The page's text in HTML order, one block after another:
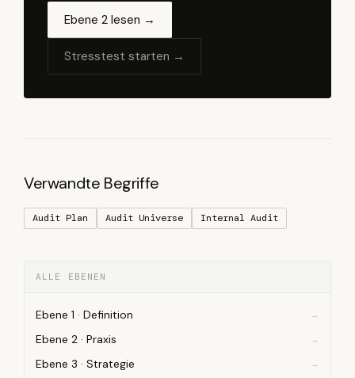
Ebene 2 lesen →
Stresstest starten →
Verwandte Begriffe
Audit Plan Audit Universe Internal Audit
ALLE EBENEN
Ebene 1 · Definition
Ebene 2 · Praxis
Ebene 3 · Strategie